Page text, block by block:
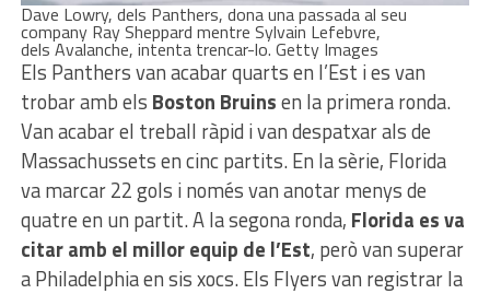
Dave Lowry, dels Panthers, dona una passada al seu
company Ray Sheppard mentre Sylvain Lefebvre,
dels Avalanche, intenta trencar-lo. Getty Images
Els Panthers van acabar quarts en l’Est i es van
trobar amb els Boston Bruinsen la primera ronda.
Van acabar el treball ràpid i van despatxar als de
Massachussets en cinc partits. En la sèrie, Florida
va marcar 22 gols i només van anotar menys de
quatre en un partit. A la segona ronda, Florida es va
citar amb el millor equip de l’Est, però van superar
a Philadelphia en sis xocs. Els Flyers van registrar la